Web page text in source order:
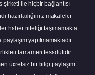
şirketi ile hiçbir bağlantısı
hazırladığımız makaleler
haber niteliği taşımamakta
yapılmamaktadır.
tamamen tesadüfidir.
ücretsiz bir bilgi paylaşım